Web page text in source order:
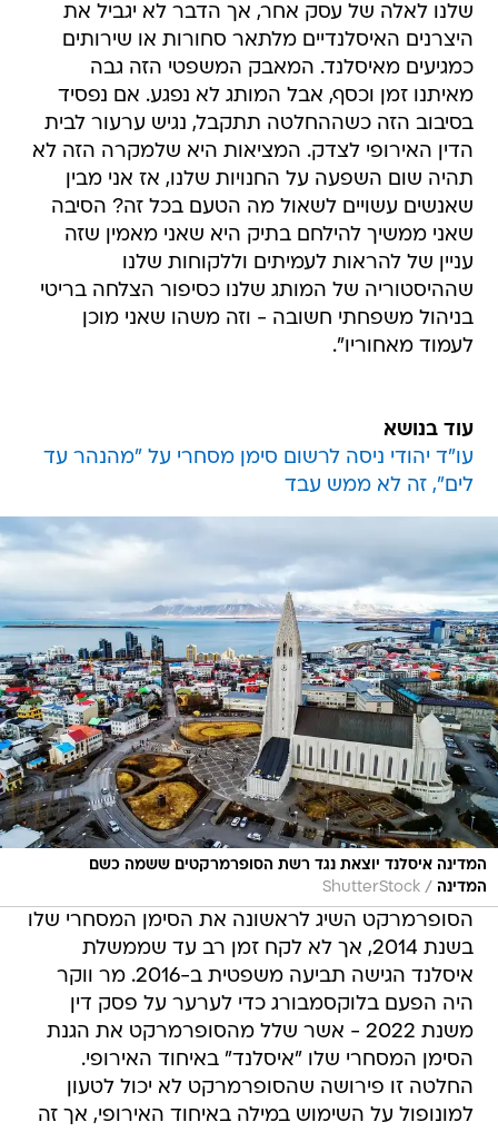
שלנו לאלה של עסק אחר, אך הדבר לא יגביל את
היצרנים האיסלנדיים מלתאר סחורות או שירותים
כמגיעים מאיסלנד. המאבק המשפטי הזה גבה
מאיתנו זמן וכסף, אבל המותג לא נפגע. אם נפסיד
בסיבוב הזה כשההחלטה תתקבל, נגיש ערעור לבית
הדין האירופי לצדק. המציאות היא שלמקרה הזה לא
תהיה שום השפעה על החנויות שלנו, אז אני מבין
שאנשים עשויים לשאול מה הטעם בכל זה? הסיבה
שאני ממשיך להילחם בתיק היא שאני מאמין שזה
עניין של להראות לעמיתים וללקוחות שלנו
שההיסטוריה של המותג שלנו כסיפור הצלחה בריטי
בניהול משפחתי חשובה - וזה משהו שאני מוכן
לעמוד מאחוריו".
עוד בנושא
עו"ד יהודי ניסה לרשום סימן מסחרי על "מהנהר עד
לים", זה לא ממש עבד
המדינה איסלנד יוצאת נגד רשת הסופרמרקטים ששמה כשם
המדינה /
ShutterStock
הסופרמרקט השיג לראשונה את הסימן המסחרי שלו
בשנת 2014, אך לא לקח זמן רב עד שממשלת
איסלנד הגישה תביעה משפטית ב-2016. מר ווקר
היה הפעם בלוקסמבורג כדי לערער על פסק דין
משנת 2022 - אשר שלל מהסופרמרקט את הגנת
הסימן המסחרי שלו "איסלנד" באיחוד האירופי.
החלטה זו פירושה שהסופרמרקט לא יכול לטעון
למונופול על השימוש במילה באיחוד האירופי, אך זה